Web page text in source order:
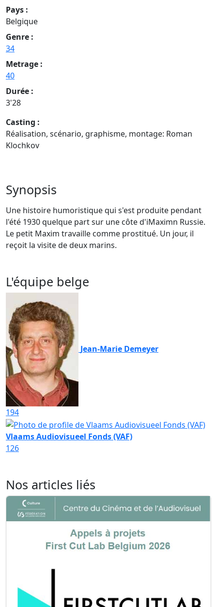
Pays :
Belgique
Genre :
34
Metrage :
40
Durée :
3'28
Casting :
Réalisation, scénario, graphisme, montage: Roman
Klochkov
Synopsis
Une histoire humoristique qui s'est produite pendant
l'été 1930 quelque part sur une côte d'iMaximn Russie.
Le petit Maxim travaille comme prostitué. Un jour, il
reçoit la visite de deux marins.
L'équipe belge
Jean-Marie Demeyer
194
Vlaams Audiovisueel Fonds (VAF)
126
Nos articles liés